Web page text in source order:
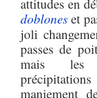
attitudes en
dobloneset
joli
passes de
mais les
maniement